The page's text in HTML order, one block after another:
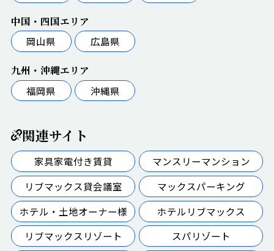
中国・四国エリア
岡山県
広島県
九州・沖縄エリア
福岡県
沖縄県
関連サイト
家具家電付き賃貸
マンスリーマンション
リブマックス貸会議室
マックスパーキング
ホテル・土地オーナー様
ホテルリブマックス
リブマックスリゾート
スパリゾート